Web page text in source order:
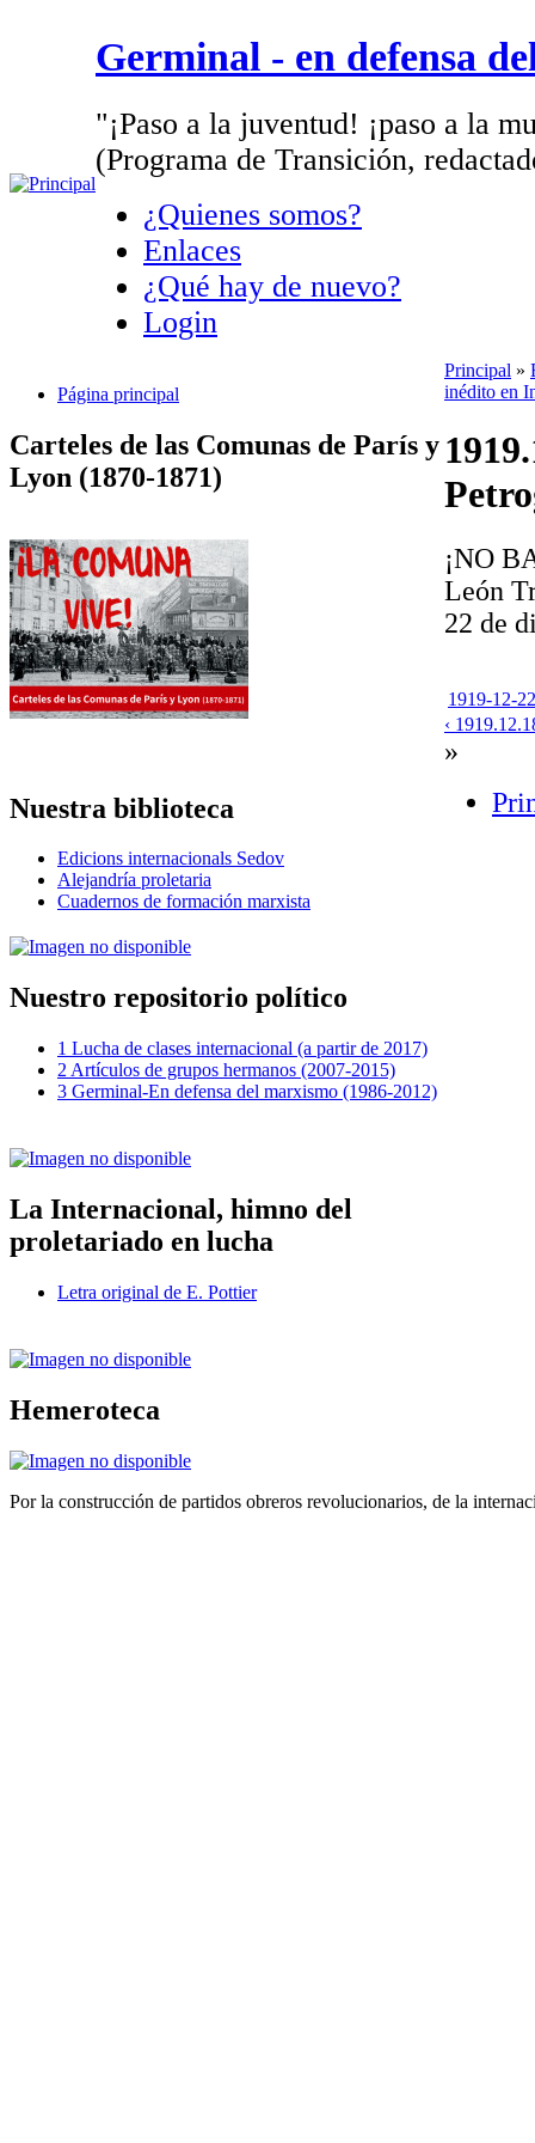
Germinal - en defensa
"¡Paso a la juventud! ¡paso a la
(Programa de Transición,
¿Quienes somos?
Enlaces
¿Qué hay de nuevo?
Login
Página principal
Carteles de las Comunas de París y
Lyon (1870-1871)
Nuestra biblioteca
Edicions internacionals Sedov
Alejandría proletaria
Cuadernos de formación marxista
Nuestro repositorio político
1 Lucha de clases internacional (a partir de 2017)
2 Artículos de grupos hermanos (2007-2015)
3 Germinal-En defensa del marxismo (1986-2012)
La Internacional, himno del
proletariado en lucha
Letra original de E. Pottier
Hemeroteca
Principal »
inédito en
¡NO
León
22 de
1919-12-
‹
»
Por la construcción de partidos obreros revolucionarios, de la